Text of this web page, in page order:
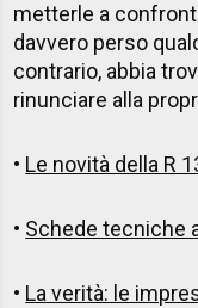
metterle a
davvero perso
contrario, abbia
rinunciare alla
• Le novità della R
• Schede tecniche
• La verità: le